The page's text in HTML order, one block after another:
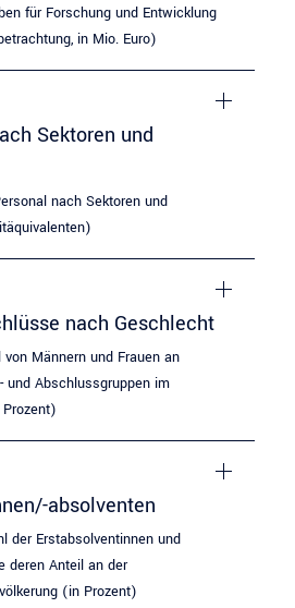
für Forschung und Entwicklung
in Mio. Euro)
Sektoren und
nach Sektoren und
nach Geschlecht
von Männern und Frauen an
und Abschlussgruppen im
absolventen
der Erstabsolventinnen und
deren Anteil an der
(in Prozent)